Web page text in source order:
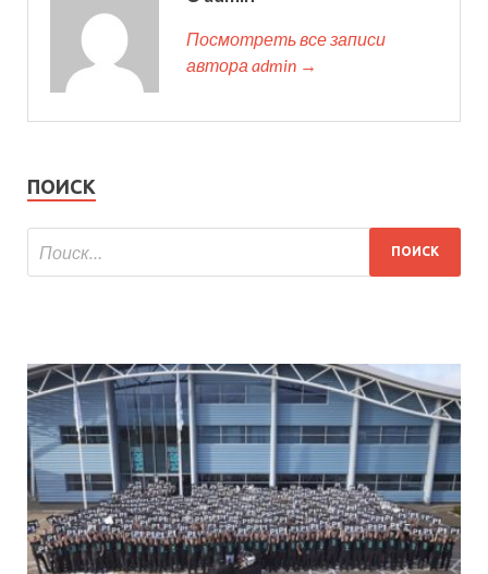
Посмотреть все записи
автора admin →
ПОИСК